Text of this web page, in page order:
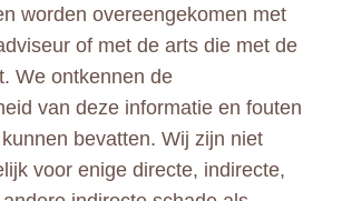
worden overeengekomen met
of met de arts die met de
We ontkennen de
van deze informatie en fouten
bevatten. Wij zijn niet
voor enige directe, indirecte,